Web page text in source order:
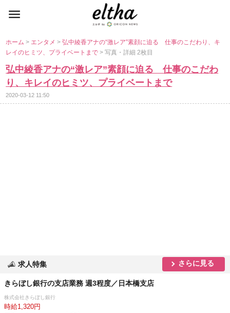
ホーム> エンタメ>弘中綾香アナの“激レア”素顔に迫る 仕事のこだわり、キ
レイのヒミツ、プライベートまで> 写真・詳細 2枚目
弘中綾香アナの“激レア”素顔に迫る 仕事のこだわ
り、キレイのヒミツ、プライベートまで
2020-03-12 11:50
求人特集 さらに見る
きらぼし銀行の支店業務 週3程度／日本橋支店
株式会社きらぼし銀行
時給1,320円